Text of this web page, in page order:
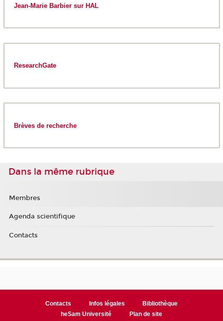
Jean-Marie Barbier sur HAL
ResearchGate
Brèves de recherche
Dans la même rubrique
Membres
Agenda scientifique
Contacts
Contacts Infos légales
Bibliothèque
heSam Université
Plan de site